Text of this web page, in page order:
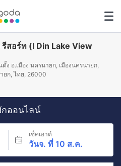
รีสอร์ท (I Din Lake View
ง อ.เมือง นครนายก, เมืองนครนายก,
ยก, ไทย, 26000
ออนไลน์
เช็คเอาต์
วันจ. ที่ 10 ส.ค.